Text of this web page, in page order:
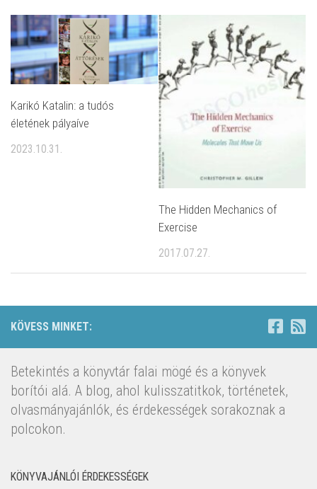
Karikó Katalin: a tudós
életének pályaíve
2023.10.31.
The Hidden Mechanics of
Exercise
2017.07.27.
KÖVESS MINKET:
Betekintés a könyvtár falai mögé és a könyvek
borítói alá. A blog, ahol kulisszatitkok, történetek,
olvasmányajánlók, és érdekességek sorakoznak a
polcokon.
KÖNYVAJÁNLÓI ÉRDEKESSÉGEK